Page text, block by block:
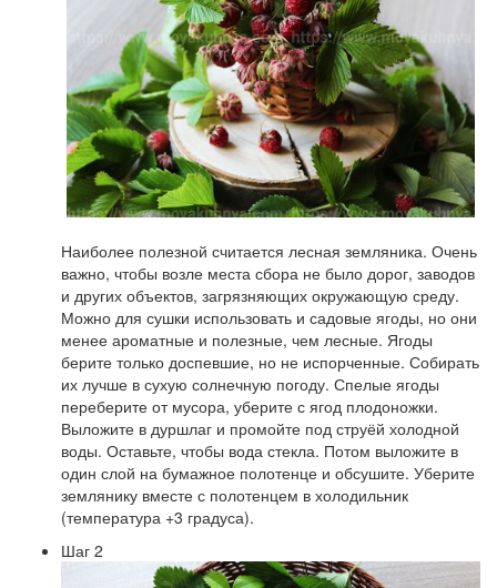
Наиболее полезной считается лесная земляника. Очень
важно, чтобы возле места сбора не было дорог, заводов
и других объектов, загрязняющих окружающую среду.
Можно для сушки использовать и садовые ягоды, но они
менее ароматные и полезные, чем лесные. Ягоды
берите только доспевшие, но не испорченные. Собирать
их лучше в сухую солнечную погоду. Спелые ягоды
переберите от мусора, уберите с ягод плодоножки.
Выложите в дуршлаг и промойте под струёй холодной
воды. Оставьте, чтобы вода стекла. Потом выложите в
один слой на бумажное полотенце и обсушите. Уберите
землянику вместе с полотенцем в холодильник
(температура +3 градуса).
Шаг 2